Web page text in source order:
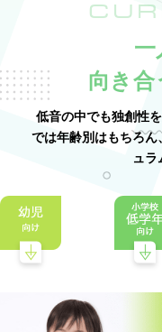
一
向き
低音の中でも独創性
では年齢別はもちろ
ュラ